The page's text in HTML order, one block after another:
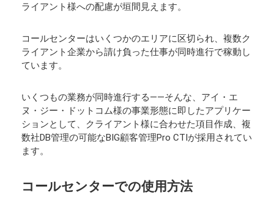
ライアント様への配慮が垣間見えます。
コールセンターはいくつかのエリアに区切られ、複数ク
ライアント企業から請け負った仕事が同時進行で稼動し
ています。
いくつもの業務が同時進行する――そんな、アイ・エ
ヌ・ジー・ドットコム様の事業形態に即したアプリケー
ションとして、クライアント様に合わせた項目作成、複
数社DB管理の可能なBIG顧客管理Pro CTIが採用されてい
ます。
コールセンターでの使用方法